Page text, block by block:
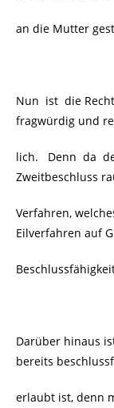
an die Mutter
Nun ist die
fragwürdig und
lich. Denn da
Zweitbeschluss
Verfahren,
Eilverfahren auf
Darüber hinaus
bereits
erlaubt ist, denn